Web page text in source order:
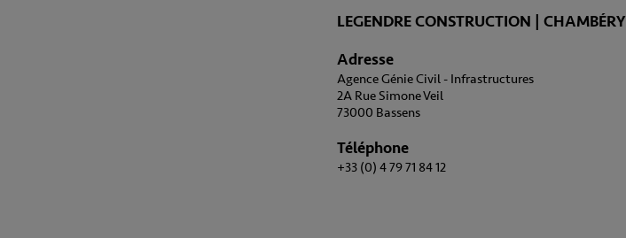
LEGENDRE CONSTRUCTION | CHAMBÉRY
Adresse
Agence Génie Civil - Infrastructures
2A Rue Simone Veil
73000 Bassens
Téléphone
+33 (0) 4 79 71 84 12